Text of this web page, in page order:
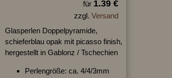
für 1.39 €
zzgl. Versand
Glasperlen Doppelpyramide,
schieferblau opak mit picasso finish,
hergestellt in Gablonz / Tschechien
Perlengröße: ca. 4/4/3mm